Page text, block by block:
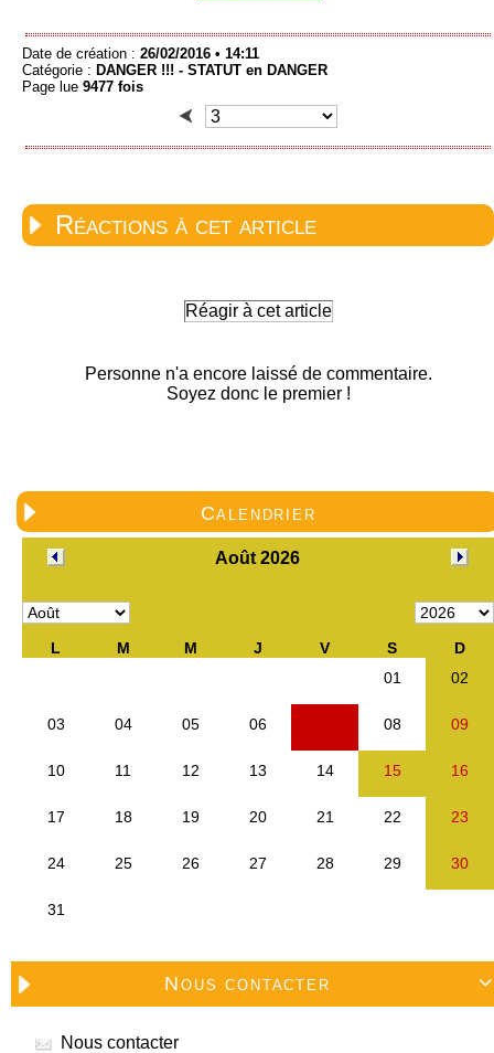
Date de création : 26/02/2016 • 14:11
Catégorie : DANGER !!! - STATUT en DANGER
Page lue 9477 fois
Réactions à cet article
Réagir à cet article
Personne n'a encore laissé de commentaire.
Soyez donc le premier !
Calendrier

Nous contacter
Nous contacter